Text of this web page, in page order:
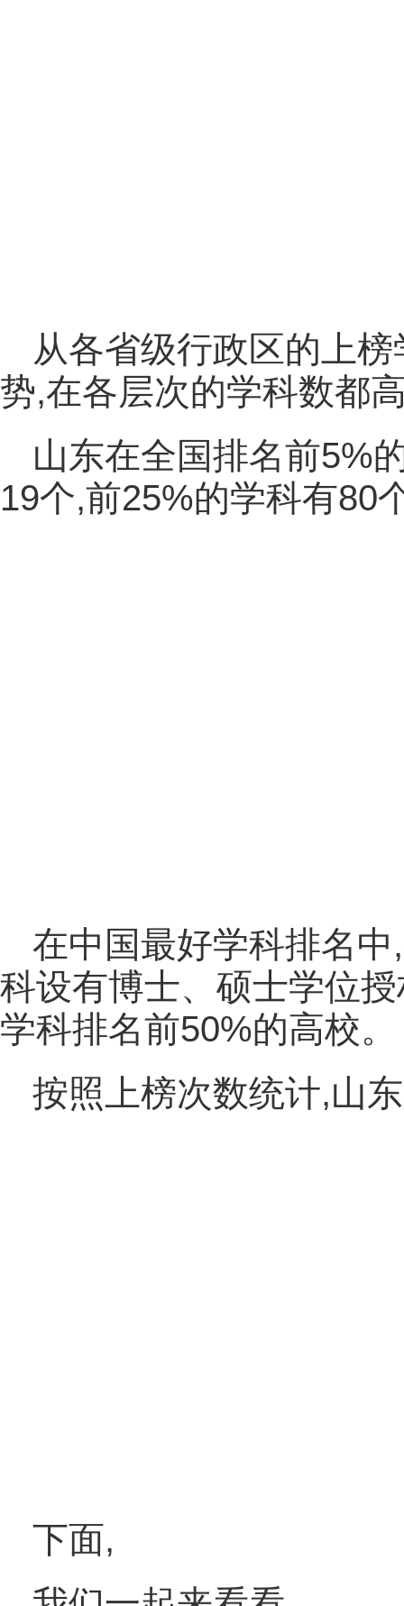
从各省级行政区的上
势,在各层次的学科数都
山东在全国排名前5%
19个,前25%的学科有80
在中国最好学科排名
科设有博士、硕士学位
学科排名前50%的高校。
按照上榜次数统计,山
下面,